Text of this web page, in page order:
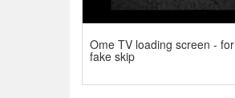
Ome TV loading screen - for
fake skip